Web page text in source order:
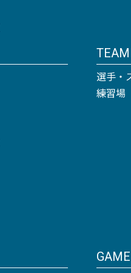
TEAM
選手・
練習場
GAME